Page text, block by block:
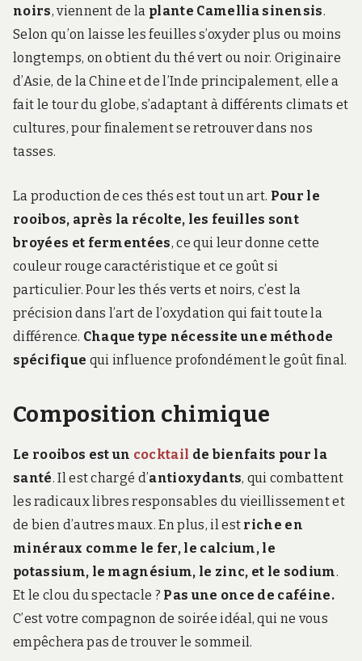
noirs, viennent de la plante Camellia sinensis.
Selon qu’on laisse les feuilles s’oxyder plus ou moins
longtemps, on obtient du thé vert ou noir. Originaire
d’Asie, de la Chine et de l’Inde principalement, elle a
fait le tour du globe, s’adaptant à différents climats et
cultures, pour finalement se retrouver dans nos
tasses.
La production de ces thés est tout un art. Pour le
rooibos, après la récolte, les feuilles sont
broyées et fermentées, ce qui leur donne cette
couleur rouge caractéristique et ce goût si
particulier. Pour les thés verts et noirs, c’est la
précision dans l’art de l’oxydation qui fait toute la
différence. Chaque type nécessite une méthode
spécifique qui influence profondément le goût final.
Composition chimique
Le rooibos est un cocktail de bienfaits pour la
santé. Il est chargé d’antioxydants, qui combattent
les radicaux libres responsables du vieillissement et
de bien d’autres maux. En plus, il est riche en
minéraux comme le fer, le calcium, le
potassium, le magnésium, le zinc, et le sodium.
Et le clou du spectacle ? Pas une once de caféine.
C’est votre compagnon de soirée idéal, qui ne vous
empêchera pas de trouver le sommeil.